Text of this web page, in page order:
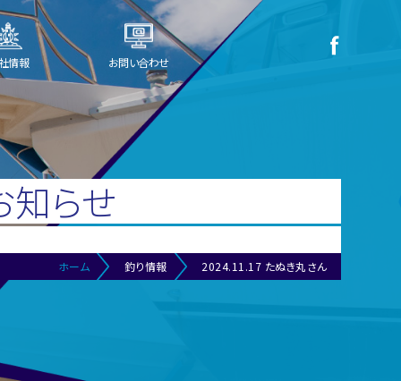
情報 お問い合わせ
知らせ
ホーム 釣り情報 2024.11.17 たぬき丸さん